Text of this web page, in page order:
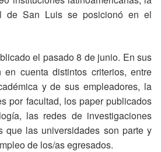
de San Luis se posicionó en el
el pasado 8 de junio. En sus
en cuenta distintos criterios, entre
y de sus empleadores, la
por facultad, los paper publicados
las redes de investigaciones
que las universidades son parte y
de los/as egresados.